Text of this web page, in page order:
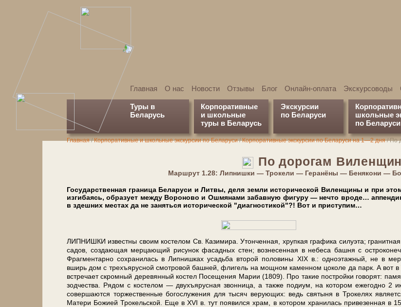
Главная О нас Новости Отзывы Блог Онлайн-оплата Экскурсоводы
Туры в
Беларусь
Корпоративные
и школьные
туры в Беларусь
Экскурсии
по Беларуси
школьные
по Беларуси
Главная/Корпоративные и школьные экскурсии по Беларуси/Корпоративные экскурсии по Беларуси на 1—2 дня/По
По до­ро­гам
Марш­рут 1.28: Липнишки — Трокели — Геранёны — Бенякони —
Государственная гра­ни­ца Бе­ла­ру­си и Лит­вы, деля зем­ли ис­то­ри­че­ской Виленщины и при
изгибаясь, образует меж­ду Вороново и Ошмянами забавную фигуру — нечто вроде…
в здеш­них ме­стах да не за­нять­ся ис­то­ри­че­ской "диагностикой"?! Вот и приступим…
ЛИПНИШКИ из­вест­ны сво­им ко­сте­лом Св. Казимира. Утонченная, хрупкая графика си­лу­эта;
са­дов, создающая мерцающий рисунок фасадных стен; вознесенная в небеса баш­ня с
Фрагментарно со­хра­ни­лась в Липнишках усадь­ба вто­рой по­ло­ви­ны ХIX в.: одноэтажный, не в
вширь дом с трехъярусной смот­ро­вой баш­ней, флигель на мощном ка­мен­ном цоколе да парк. А вот
встре­ча­ет скромный де­ре­вян­ный ко­стел Посещения Ма­рии (1809). Про та­кие постройки го­во­рят:
зод­че­ства. Рядом с ко­сте­лом — двухъярусная звон­ни­ца, а так­же подиум, на ко­то­ром еже­год­но 2
совершаются торжественные богослужения для ты­сяч ве­ру­ю­щих: ведь свя­ты­ня в Трокелях
Ма­те­ри Бо­жи­ей Трокельской. Еще в ХVI в. тут по­явил­ся храм, в ко­то­ром хра­ни­лась привезенная в